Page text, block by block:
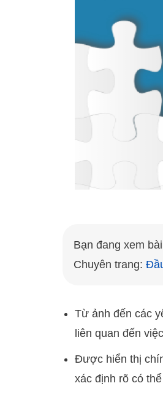
Bạn đang xem
Chuyên trang:
Từ ảnh đến các
liên quan đến
Được hiển thị
xác định rõ có